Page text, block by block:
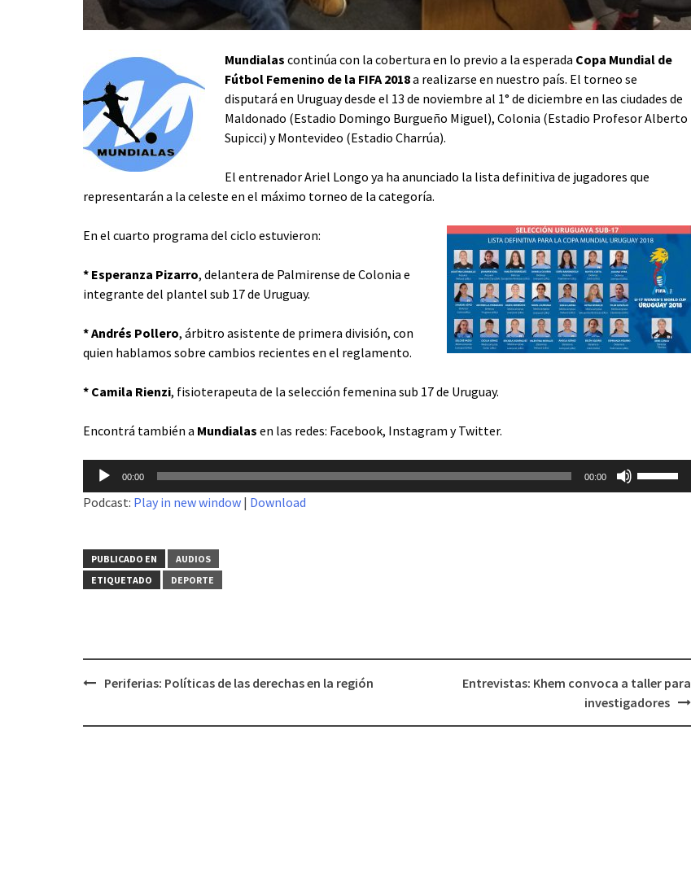
Mundialas continúa con la cobertura en lo previo a la esperada Copa Mundial de
Fútbol Femenino de la FIFA 2018a realizarse en nuestro país. El torneo se
disputará en Uruguay desde el 13 de noviembre al 1° de diciembre en las ciudades de
Maldonado (Estadio Domingo Burgueño Miguel), Colonia (Estadio Profesor Alberto
Supicci) y Montevideo (Estadio Charrúa).
El entrenador Ariel Longo ya ha anunciado la lista definitiva de jugadores que
representarán a la celeste en el máximo torneo de la categoría.
En el cuarto programa del ciclo estuvieron:
* Esperanza Pizarro, delantera de Palmirense de Colonia e
integrante del plantel sub 17 de Uruguay.
* Andrés Pollero, árbitro asistente de primera división, con
quien hablamos sobre cambios recientes en el reglamento.
* Camila Rienzi, fisioterapeuta de la selección femenina sub 17 de Uruguay.
Encontrá también a Mundialas en las redes: Facebook, Instagram yTwitter.
Reproductor
audio
00:00 00:00
el
volumen.
Podcast: Play in new window | Download
PUBLICADO EN
AUDIOS
ETIQUETADO
DEPORTE
Periferias: Políticas de las derechas en la región
Entrevistas: Khem convoca a taller para
investigadores